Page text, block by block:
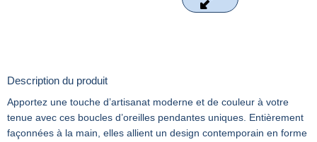
Description du produit
Apportez une touche d’artisanat moderne et de couleur à votre
tenue avec ces boucles d’oreilles pendantes uniques. Entièrement
façonnées à la main, elles allient un design contemporain en forme